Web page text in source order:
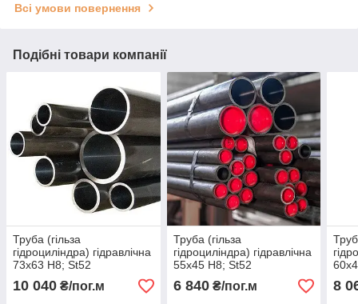
Всі умови повернення
Подібні товари компанії
Труба (гільза
гідроциліндра) гідравлічна
73x63 H8; St52
10 040 ₴/пог.м
Труба (гільза
гідроциліндра) гідравлічна
55x45 H8; St52
6 840₴/пог.м 8